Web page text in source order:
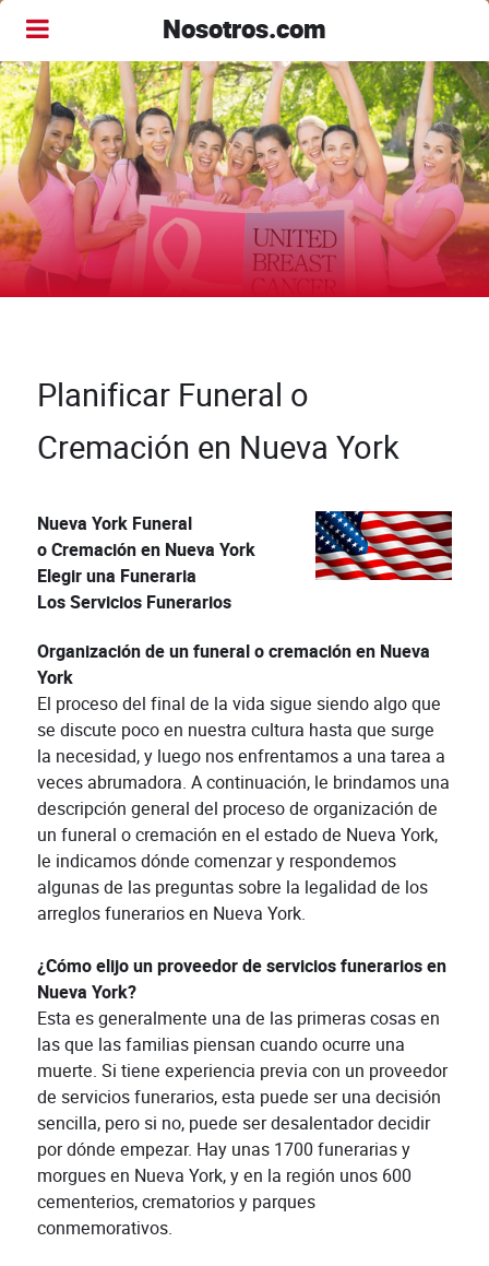
Nosotros.com
Planificar Funeral o
Cremación en Nueva York
Nueva York Funeral
o Cremación en Nueva York
Elegir una Funeraria
Los Servicios Funerarios
Organización de un funeral o cremación en Nueva
York
El proceso del final de la vida sigue siendo algo que
se discute poco en nuestra cultura hasta que surge
la necesidad, y luego nos enfrentamos a una tarea a
veces abrumadora. A continuación, le brindamos una
descripción general del proceso de organización de
un funeral o cremación en el estado de Nueva York,
le indicamos dónde comenzar y respondemos
algunas de las preguntas sobre la legalidad de los
arreglos funerarios en Nueva York.
¿Cómo elijo un proveedor de servicios funerarios en
Nueva York?
Esta es generalmente una de las primeras cosas en
las que las familias piensan cuando ocurre una
muerte. Si tiene experiencia previa con un proveedor
de servicios funerarios, esta puede ser una decisión
sencilla, pero si no, puede ser desalentador decidir
por dónde empezar. Hay unas 1700 funerarias y
morgues en Nueva York, y en la región unos 600
cementerios, crematorios y parques
conmemorativos.